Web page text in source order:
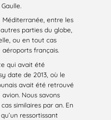
entre les
parties du globe,
ou en tout cas
aéroports français.
qui avait été
date de 2013, où le
avait été retrouvé
Nous savons
similaires par an. En
ressortissant